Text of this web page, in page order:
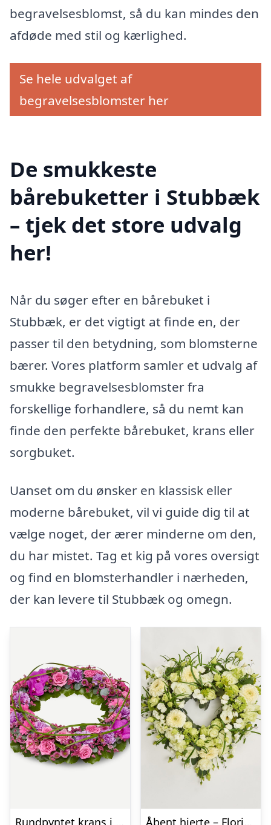
begravelsesblomst, så du kan mindes den
afdøde med stil og kærlighed.
Se hele udvalget af
begravelsesblomster her
De smukkeste
bårebuketter i Stubbæk
– tjek det store udvalg
her!
Når du søger efter en bårebuket i
Stubbæk, er det vigtigt at finde en, der
passer til den betydning, som blomsterne
bærer. Vores platform samler et udvalg af
smukke begravelsesblomster fra
forskellige forhandlere, så du nemt kan
finde den perfekte bårebuket, krans eller
sorgbuket.
Uanset om du ønsker en klassisk eller
moderne bårebuket, vil vi guide dig til at
vælge noget, der ærer minderne om den,
du har mistet. Tag et kig på vores oversigt
og find en blomsterhandler i nærheden,
der kan levere til Stubbæk og omegn.
Rundpyntet krans i klassisk stil – pink
Åbent hjerte – Floristens kreative valg